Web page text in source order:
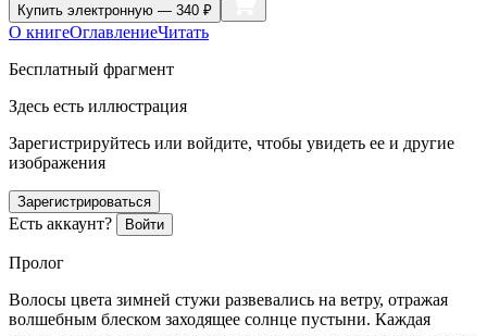
Купить электронную — 340 ₽
О книгеОглавлениеЧитать
Бесплатный фрагмент
Здесь есть иллюстрация
Зарегистрируйтесь или войдите, чтобы увидеть ее и другие
изображения
Зарегистрироваться
Есть аккаунт? Войти
Пролог
Волосы цвета зимней стужи развевались на ветру, отражая
волшебным блеском заходящее солнце пустыни. Каждая